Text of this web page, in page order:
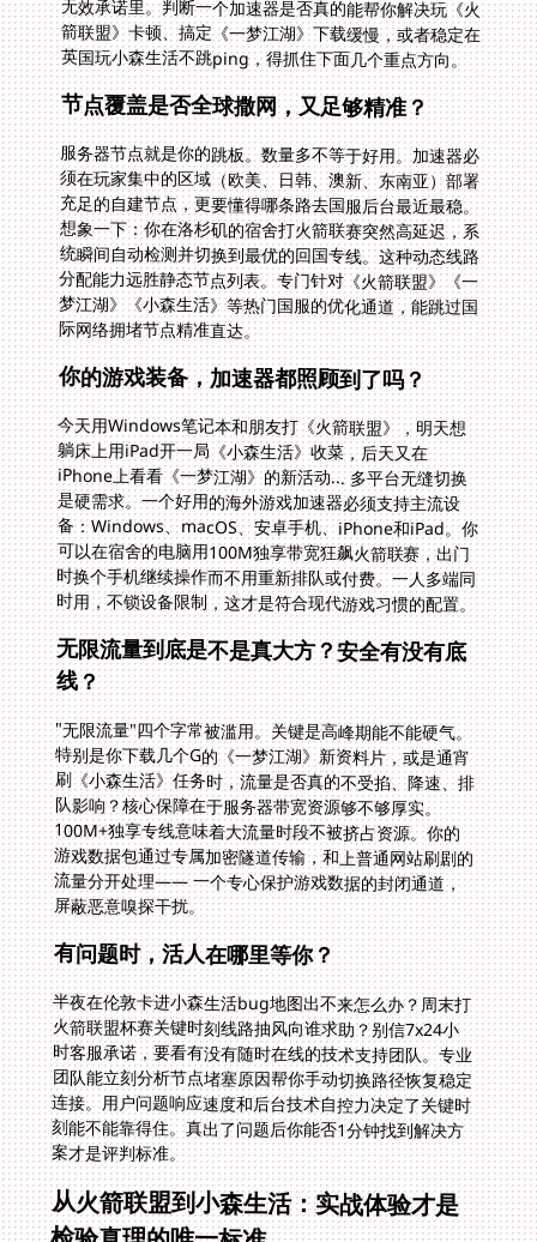
英国玩小森生活不跳ping，得抓住下面几个重点方向。
节点覆盖是否全球撒网，又足够精准？
服务器节点就是你的跳板。数量多不等于好用。加速器必
须在玩家集中的区域（欧美、日韩、澳新、东南亚）部署
充足的自建节点，更要懂得哪条路去国服后台最近最稳。
想象一下：你在洛杉矶的宿舍打火箭联赛突然高延迟，系
统瞬间自动检测并切换到最优的回国专线。这种动态线路
分配能力远胜静态节点列表。专门针对《火箭联盟》《一
梦江湖》《小森生活》等热门国服的优化通道，能跳过国
际网络拥堵节点精准直达。
你的游戏装备，加速器都照顾到了吗？
今天用Windows笔记本和朋友打《火箭联盟》，明天想
躺床上用iPad开一局《小森生活》收菜，后天又在
iPhone上看看《一梦江湖》的新活动... 多平台无缝切换
是硬需求。一个好用的海外游戏加速器必须支持主流设
备：Windows、macOS、安卓手机、iPhone和iPad。你
可以在宿舍的电脑用100M独享带宽狂飙火箭联赛，出门
时换个手机继续操作而不用重新排队或付费。一人多端同
时用，不锁设备限制，这才是符合现代游戏习惯的配置。
无限流量到底是不是真大方？安全有没有底
线？
"无限流量"四个字常被滥用。关键是高峰期能不能硬气。
特别是你下载几个G的《一梦江湖》新资料片，或是通宵
刷《小森生活》任务时，流量是否真的不受掐、降速、排
队影响？核心保障在于服务器带宽资源够不够厚实。
100M+独享专线意味着大流量时段不被挤占资源。你的
游戏数据包通过专属加密隧道传输，和上普通网站刷剧的
流量分开处理—— 一个专心保护游戏数据的封闭通道，
屏蔽恶意嗅探干扰。
有问题时，活人在哪里等你？
半夜在伦敦卡进小森生活bug地图出不来怎么办？周末打
火箭联盟杯赛关键时刻线路抽风向谁求助？别信7x24小
时客服承诺，要看有没有随时在线的技术支持团队。专业
团队能立刻分析节点堵塞原因帮你手动切换路径恢复稳定
连接。用户问题响应速度和后台技术自控力决定了关键时
刻能不能靠得住。真出了问题后你能否1分钟找到解决方
案才是评判标准。
从火箭联盟到小森生活：实战体验才是